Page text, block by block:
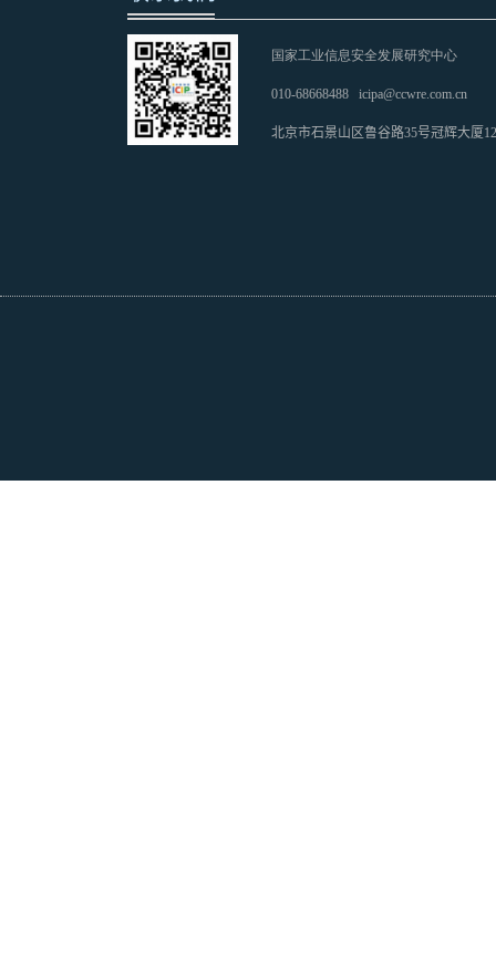
国家工业信息安全发展研究中心
010-68668488 icipa@ccwre.com.cn
北京市石景山区鲁谷路35号冠辉大厦